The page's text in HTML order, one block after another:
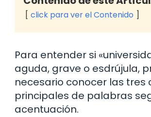
click para ver el Contenido
Para entender si
aguda, grave o esdrújula,
necesario conocer las tres
principales de palabras
acentuación.